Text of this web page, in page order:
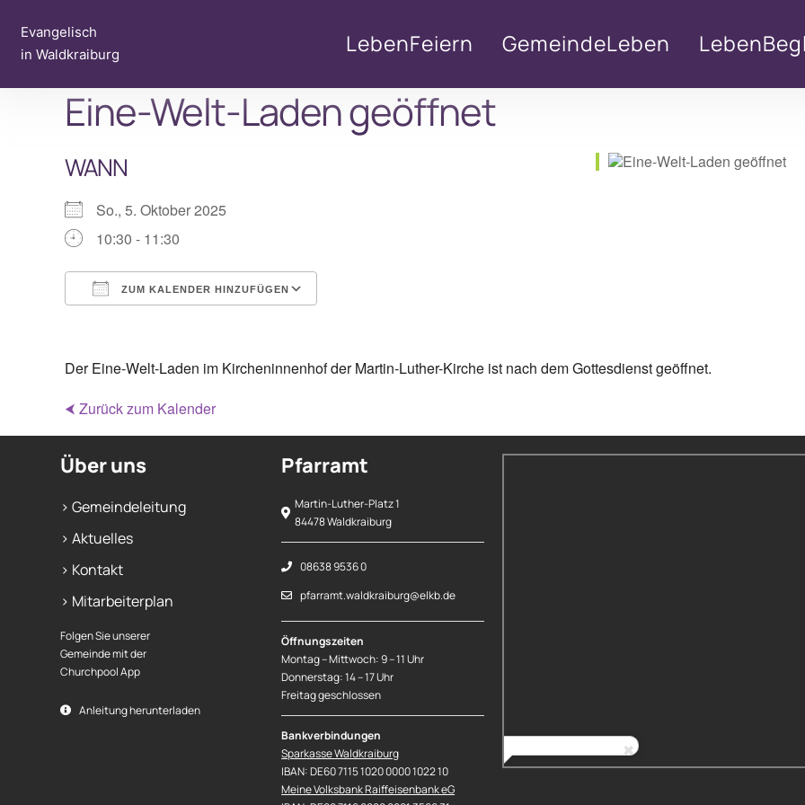
Inhalt
springen
Evangelisch
in Waldkraiburg
LebenFeiern GemeindeLeben
Eine-Welt-Laden geöffnet
WANN
So., 5. Oktober 2025
10:30 - 11:30
ZUM KALENDER HINZUFÜGEN
Der Eine-Welt-Laden im Kircheninnenhof der Martin-Luther-Kirche ist nach dem Gottesdienst geöffnet.
⮜ Zurück zum Kalender
Über uns
> Gemeindeleitung
> Aktuelles
> Kontakt
> Mitarbeiterplan
Folgen Sie unserer
Gemeinde mit der
Churchpool App
Anleitung herunterladen
Pfarramt
Martin-Luther-Platz 1
84478 Waldkraiburg
08638 9536 0
pfarramt.waldkraiburg@elkb.de
Öffnungszeiten
Montag – Mittwoch: 9 – 11 Uhr
Donnerstag: 14 – 17 Uhr
Freitag geschlossen
Bankverbindungen
Sparkasse Waldkraiburg
IBAN: DE60 7115 1020 0000 1022 10
Meine Volksbank Raiffeisenbank eG